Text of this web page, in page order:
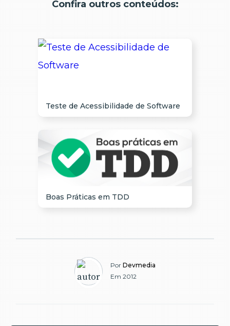
Confira outros conteúdos:
Teste de Acessibilidade de Software
Boas Práticas em TDD
Por Devmedia
Em 2012